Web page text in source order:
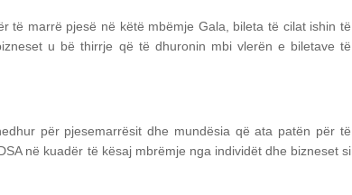
të marrë pjesë në këtë mbëmje Gala, bileta të cilat ishin të
u bë thirrje që të dhuronin mbi vlerën e biletave të
për pjesemarrësit dhe mundësia që ata patën për të
në kuadër të kësaj mbrëmje nga individët dhe bizneset si